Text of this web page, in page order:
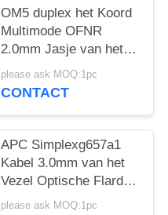
OM5 duplex het Koord
Multimode OFNR
2.0mm Jasje van het
Vezel Optisch Flard
please ask MOQ:1pc
CONTACT
APC Simplexg657a1
Kabel 3.0mm van het
Vezel Optische Flard
Gepantserde Buis
please ask MOQ:1pc